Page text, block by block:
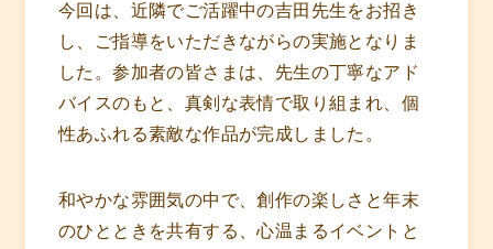
今回は、近隣でご活躍中の吉田先生をお招き
し、ご指導をいただきながらの実施となりま
した。参加者の皆さまは、先生の丁寧なアド
バイスのもと、真剣な表情で取り組まれ、個
性あふれる素敵な作品が完成しました。
和やかな雰囲気の中で、創作の楽しさと年末
のひとときを共有する、心温まるイベントと